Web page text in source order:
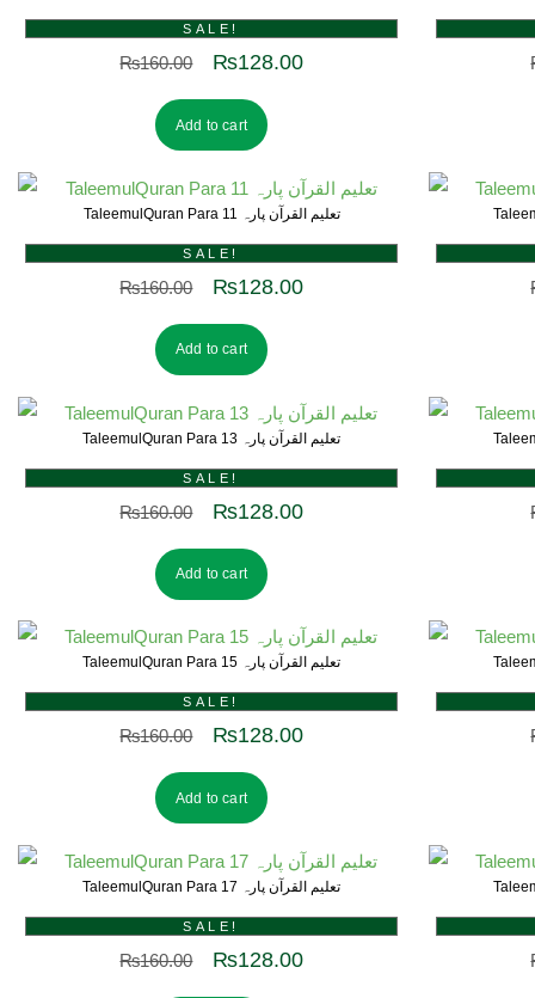
SALE!
₨160.00 ₨128.00
Add to cart
TaleemulQuran Para 11 تعلیم القرآن پارہ
SALE!
₨160.00 ₨128.00
Add to cart
TaleemulQuran Para 13 تعلیم القرآن پارہ
SALE!
₨160.00 ₨128.00
Add to cart
TaleemulQuran Para 15 تعلیم القرآن پارہ
SALE!
₨160.00 ₨128.00
Add to cart
TaleemulQuran Para 17 تعلیم القرآن پارہ
SALE!
₨160.00 ₨128.00